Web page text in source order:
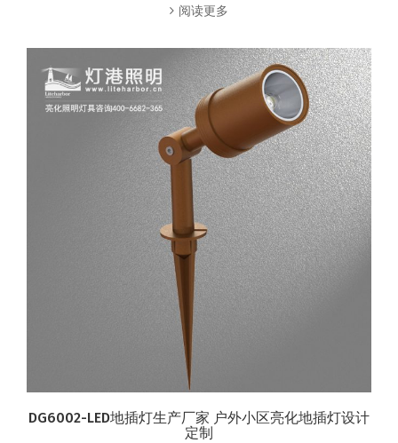
阅读更多
DG6002-LED地插灯生产厂家 户外小区亮化地插灯设计
定制